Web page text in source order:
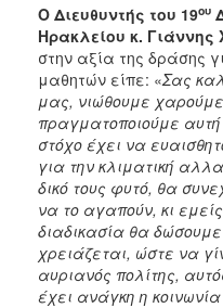
Ο Διευθυντής του 19ου
Ηρακλείου κ.
στην αξία της δράσης
μαθητών είπε: «Σας
μας, νιώθουμε
πραγματοποιούμε αυτή
στόχο έχει να
για την κλιματική
δικό τους φυτό, θα
να το αγαπούν, κι
διαδικασία θα δώσουμε
χρειάζεται, ώστε να
αυριανός πολίτης,
έχει ανάγκη η